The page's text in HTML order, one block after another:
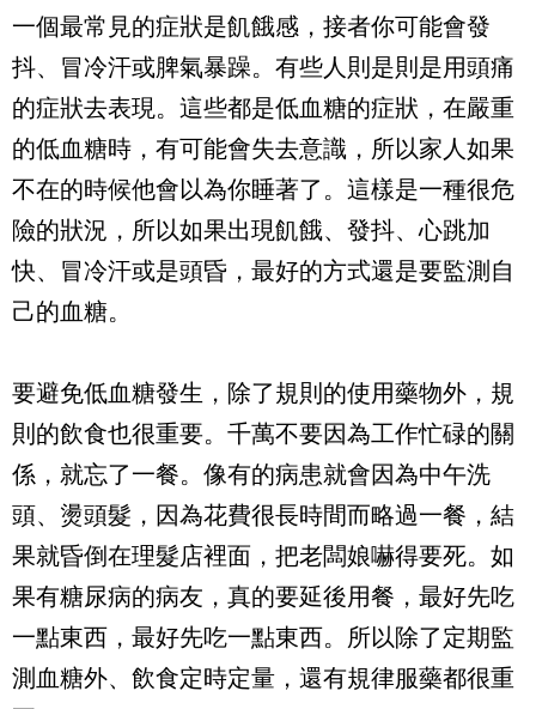
一個最常見的症狀是飢餓感，接者你可能會發
抖、冒冷汗或脾氣暴躁。有些人則是則是用頭痛
的症狀去表現。這些都是低血糖的症狀，在嚴重
的低血糖時，有可能會失去意識，所以家人如果
不在的時候他會以為你睡著了。這樣是一種很危
險的狀況，所以如果出現飢餓、發抖、心跳加
快、冒冷汗或是頭昏，最好的方式還是要監測自
己的血糖。
要避免低血糖發生，除了規則的使用藥物外，規
則的飲食也很重要。千萬不要因為工作忙碌的關
係，就忘了一餐。像有的病患就會因為中午洗
頭、燙頭髮，因為花費很長時間而略過一餐，結
果就昏倒在理髮店裡面，把老闆娘嚇得要死。如
果有糖尿病的病友，真的要延後用餐，最好先吃
一點東西，最好先吃一點東西。所以除了定期監
測血糖外、飲食定時定量，還有規律服藥都很重